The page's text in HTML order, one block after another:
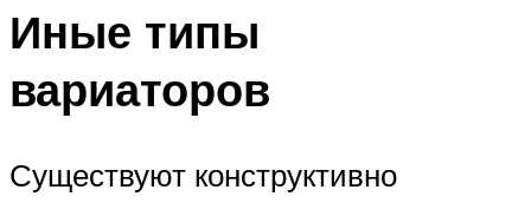
Иные типы
вариаторов
Существуют конструктивно